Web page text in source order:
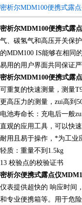
密析尔MDM100便携式露
密析尔MDM100便携式露
气、碳氢气和高压开关保
的MDM100 IS能够在相同
易用的用户界面共同保证
密析尔MDM100便携式露
可重复的快速测量，测量
更高压力的测量，zui高到
电池寿命长：充电后一般
直观的应用工具，可以快
耐用且易于操作，*为工业
轻质：重量不到1.5kg
13 校验点的校验证书
密析尔便携式露点仪
仪表提供超快的 响应时间
和专业便携箱等。用于危